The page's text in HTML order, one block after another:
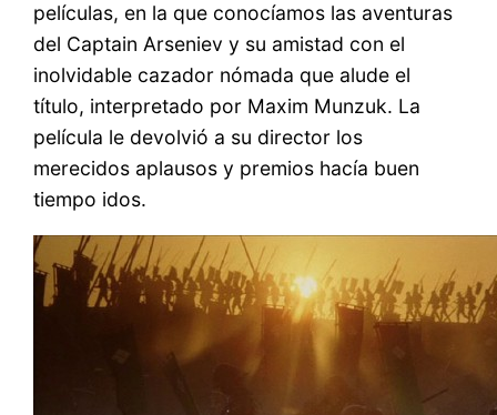
películas, en la que conocíamos las aventuras
del Captain Arseniev y su amistad con el
inolvidable cazador nómada que alude el
título, interpretado por Maxim Munzuk. La
película le devolvió a su director los
merecidos aplausos y premios hacía buen
tiempo idos.